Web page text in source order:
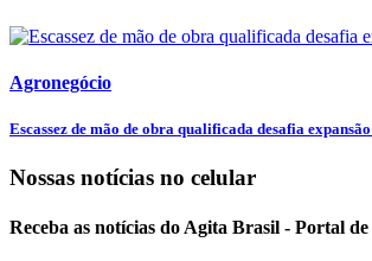
Agronegócio
Escassez de mão de obra qualificada desafia
Nossas notícias no celular
Receba as notícias do Agita Brasil - Portal